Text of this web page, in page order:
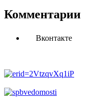
Комментарии
Вконтакте